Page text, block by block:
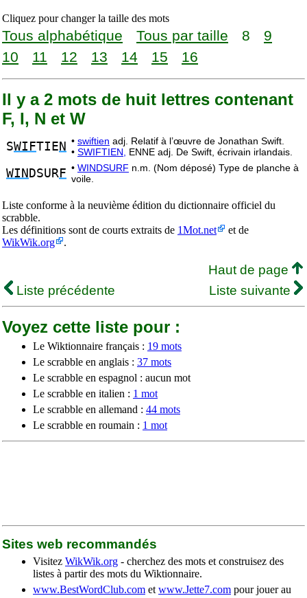
Cliquez pour changer la taille des mots
Tous alphabétique Tous par taille 8
9
10
11 12 13 14 15 16
Il y a 2 mots de huit lettres contenant
F, I, N et W
SWIFTIE N • swiftien adj. Relatif à l’œuvre de Jonathan Swift.
• SWIFTIEN, ENNE adj. De Swift, écrivain irlandais.
WIN DSURF • WINDSURF n.m. (Nom déposé) Type de planche à
voile.
Liste conforme à la neuvième édition du dictionnaire officiel du
scrabble.
Les définitions sont de courts extraits de 1Mot.net
et de
WikWik.org
.
Haut de page
Liste précédente
Liste suivante
Voyez cette liste pour :
Le Wiktionnaire français : 19 mots
Le scrabble en anglais : 37 mots
Le scrabble en espagnol : aucun mot
Le scrabble en italien : 1 mot
Le scrabble en allemand : 44 mots
Le scrabble en roumain : 1 mot
Sites web recommandés
Visitez WikWik.org - cherchez des mots et construisez des
listes à partir des mots du Wiktionnaire.
www.BestWordClub.com et www.Jette7.com pour jouer au